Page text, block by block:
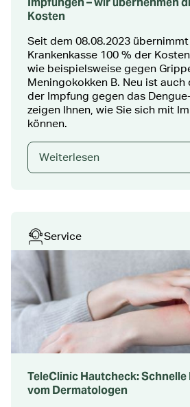
Kosten
Seit dem 08.08.2023
Krankenkasse 100 % der
wie beispielsweise gegen
Meningokokken B. Neu ist
der Impfung gegen das
zeigen Ihnen, wie Sie sich mit
können.
Weiterlesen
Service
TeleClinic Hautcheck:
vom Dermatologen